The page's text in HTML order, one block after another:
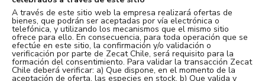
A través de este sitio web la empresa realizará ofertas de
bienes, que podrán ser aceptadas por vía electrónica o
telefónica, y utilizando los mecanismos que el mismo sitio
ofrece para ello. En consecuencia, para toda operación que se
efectúe en este sitio, la confirmación y/o validación o
verificación por parte de Zecat Chile, será requisito para la
formación del consentimiento. Para validar la transacción Zecat
Chile deberá verificar: a) Que dispone, en el momento de la
aceptación de oferta, las especies en stock. b) Que valida y